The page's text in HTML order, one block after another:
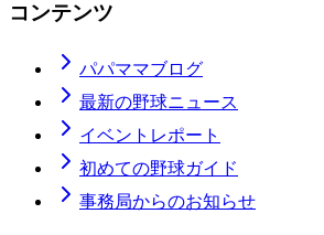
コンテンツ
パパママブログ
最新の野球ニュース
イベントレポート
初めての野球ガイド
事務局からのお知らせ